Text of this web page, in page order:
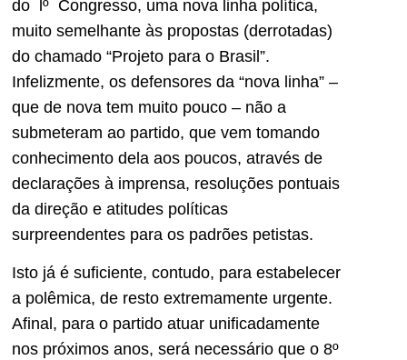
do lº Congresso, uma nova linha política,
muito semelhante às propostas (derrotadas)
do chamado “Projeto para o Brasil”.
Infelizmente, os defensores da “nova linha” –
que de nova tem muito pouco – não a
submeteram ao partido, que vem tomando
conhecimento dela aos poucos, através de
declarações à imprensa, resoluções pontuais
da direção e atitudes políticas
surpreendentes para os padrões petistas.
Isto já é suficiente, contudo, para estabelecer
a polêmica, de resto extremamente urgente.
Afinal, para o partido atuar unificadamente
nos próximos anos, será necessário que o 8º